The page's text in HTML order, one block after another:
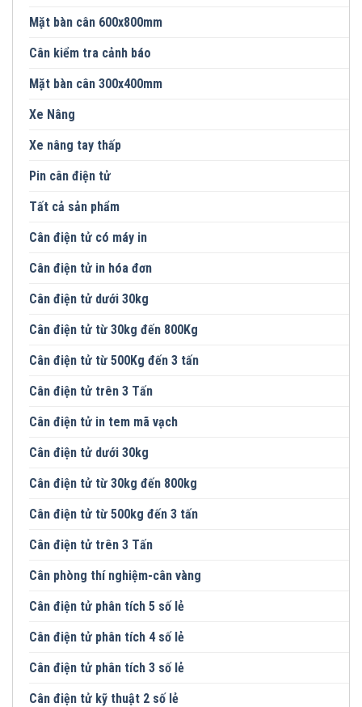
Mặt bàn cân 600x800mm
Cân kiểm tra cảnh báo
Mặt bàn cân 300x400mm
Xe Nâng
Xe nâng tay thấp
Pin cân điện tử
Tất cả sản phẩm
Cân điện tử có máy in
Cân điện tử in hóa đơn
Cân điện tử dưới 30kg
Cân điện tử từ 30kg đến 800Kg
Cân điện tử từ 500Kg đến 3 tấn
Cân điện tử trên 3 Tấn
Cân điện tử in tem mã vạch
Cân điện tử dưới 30kg
Cân điện tử từ 30kg đến 800kg
Cân điện tử từ 500kg đến 3 tấn
Cân điện tử trên 3 Tấn
Cân phòng thí nghiệm-cân vàng
Cân điện tử phân tích 5 số lẻ
Cân điện tử phân tích 4 số lẻ
Cân điện tử phân tích 3 số lẻ
Cân điện tử kỹ thuật 2 số lẻ